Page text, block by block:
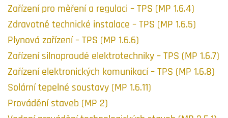
Zařízení pro měření a regulaci – TPS (MP 1.6.4)
Zdravotně technické instalace – TPS (MP 1.6.5)
Plynová zařízení – TPS (MP 1.6.6)
Zařízení silnoproudé elektrotechniky – TPS (MP 1.6.7)
Zařízení elektronických komunikací – TPS (MP 1.6.8)
Solární tepelné soustavy (MP 1.6.11)
Provádění staveb (MP 2)